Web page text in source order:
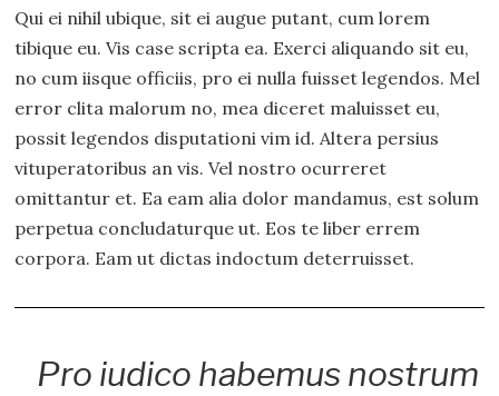
Qui ei nihil ubique, sit ei augue putant, cum lorem
tibique eu. Vis case scripta ea. Exerci aliquando sit eu,
no cum iisque officiis, pro ei nulla fuisset legendos. Mel
error clita malorum no, mea diceret maluisset eu,
possit legendos disputationi vim id. Altera persius
vituperatoribus an vis. Vel nostro ocurreret
omittantur et. Ea eam alia dolor mandamus, est solum
perpetua concludaturque ut. Eos te liber errem
corpora. Eam ut dictas indoctum deterruisset.
Pro iudico habemus nostrum